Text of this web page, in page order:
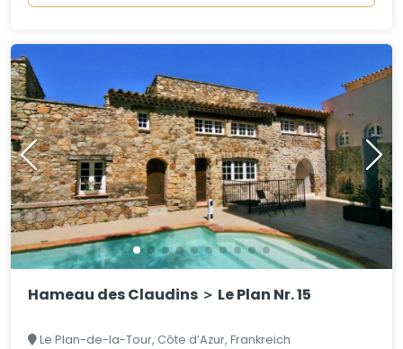
Hameau des Claudins ＞ Le Plan Nr. 15
Le Plan-de-la-Tour, Côte d’Azur, Frankreich